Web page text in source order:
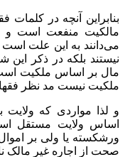
بنابراین آنچه در
مالکیت منفعت است و
می‌دانند به این علت
نیستند بلکه در ذکر
مال بر اساس ملکیت
ملکیت نیست مد نظر
و لذا مواردی که
اساس ولایت مستقل
ورشکسته یا ولی بر
صحت از اجاره غیر مالک